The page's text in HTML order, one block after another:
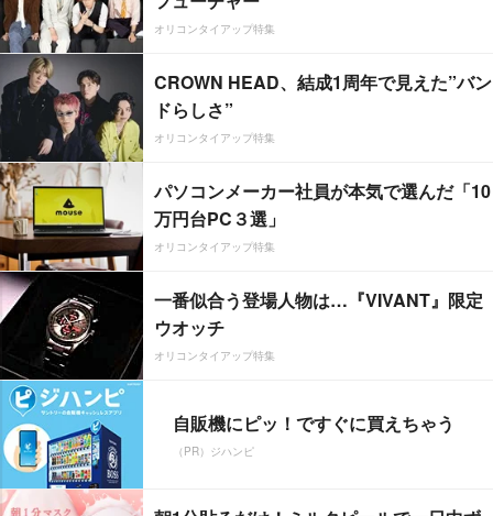
オリコンタイアップ特集
CROWN HEAD、結成1周年で見えた”バン
ドらしさ”
オリコンタイアップ特集
パソコンメーカー社員が本気で選んだ「10
万円台PC３選」
オリコンタイアップ特集
一番似合う登場人物は…『VIVANT』限定
ウオッチ
オリコンタイアップ特集
自販機にピッ！ですぐに買えちゃう
（PR）ジハンピ